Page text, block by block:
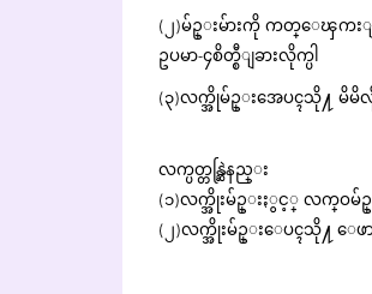
(၂)မ်ဥ္းမ်ားကို ကတ္ေၾကးျဖင့္
ဥပမာ-၄စိတ္စီျခားလိုက္ပါ
(၃)လက္အိုမ်ဥ္းအေပၚသို႔ မိမိ
လက္ပတ္တန္ဆြဲနည္း
(၁)လက္အိုးမ်ဥ္းႏွင့္ လက္ဝမ်ဥ္
(၂)လက္အိုးမ်ဥ္းေပၚသို႔ ေဖ